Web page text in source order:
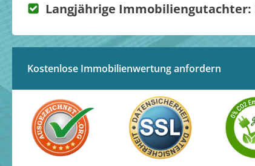
Langjährige Immobiliengutachter:
Kostenlose Immobilienwertung anfordern